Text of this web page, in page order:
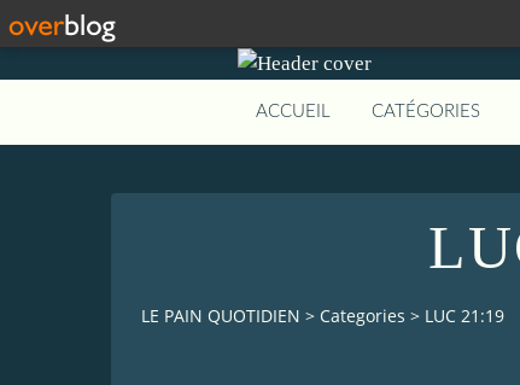
ACCUEIL CATÉGORIES
LE PAIN QUOTIDIEN > Categories > LUC 21:19